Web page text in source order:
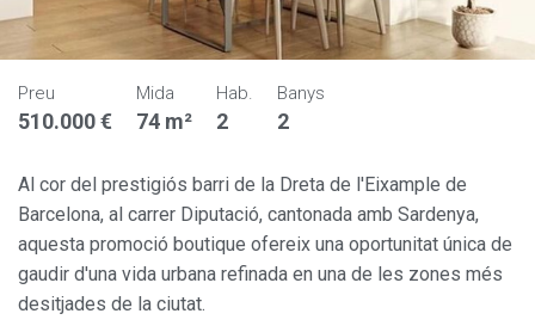
Preu
510.000 €
Mida
74 m²
Hab.
2
Banys
2
Al cor del prestigiós barri de la Dreta de l'Eixample de
Barcelona, al carrer Diputació, cantonada amb Sardenya,
aquesta promoció boutique ofereix una oportunitat única de
gaudir d'una vida urbana refinada en una de les zones més
desitjades de la ciutat.